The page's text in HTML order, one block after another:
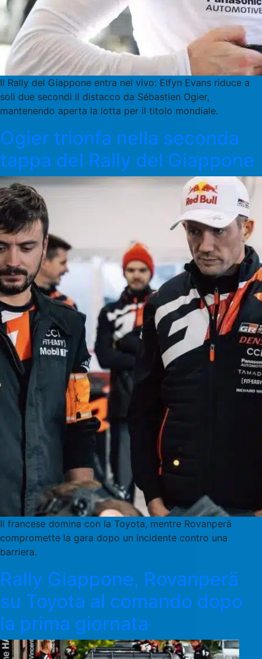
Il Rally del Giappone entra nel vivo: Elfyn Evans riduce a
soli due secondi il distacco da Sébastien Ogier,
mantenendo aperta la lotta per il titolo mondiale.
Ogier trionfa nella seconda
tappa del Rally del Giappone
Il francese domina con la Toyota, mentre Rovanperä
compromette la gara dopo un incidente contro una
barriera.
Rally Giappone, Rovanperä
su Toyota al comando dopo
la prima giornata